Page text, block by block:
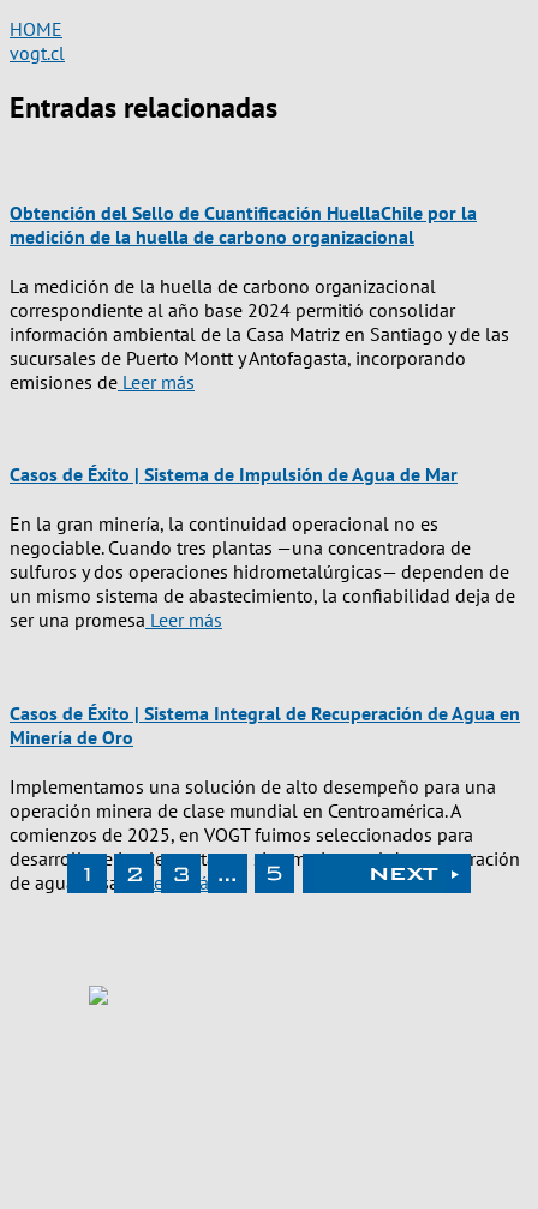
HOME
vogt.cl
Entradas relacionadas
Obtención del Sello de Cuantificación HuellaChile por la
medición de la huella de carbono organizacional
La medición de la huella de carbono organizacional
correspondiente al año base 2024 permitió consolidar
información ambiental de la Casa Matriz en Santiago y de las
sucursales de Puerto Montt y Antofagasta, incorporando
emisiones de Leer más
Casos de Éxito | Sistema de Impulsión de Agua de Mar
En la gran minería, la continuidad operacional no es
negociable. Cuando tres plantas —una concentradora de
sulfuros y dos operaciones hidrometalúrgicas— dependen de
un mismo sistema de abastecimiento, la confiabilidad deja de
ser una promesa Leer más
Casos de Éxito | Sistema Integral de Recuperación de Agua en
Minería de Oro
Implementamos una solución de alto desempeño para una
operación minera de clase mundial en Centroamérica. A
comienzos de 2025, en VOGT fuimos seleccionados para
desarrollar e implementar un sistema integral de recuperación
de agua basadoLeer más